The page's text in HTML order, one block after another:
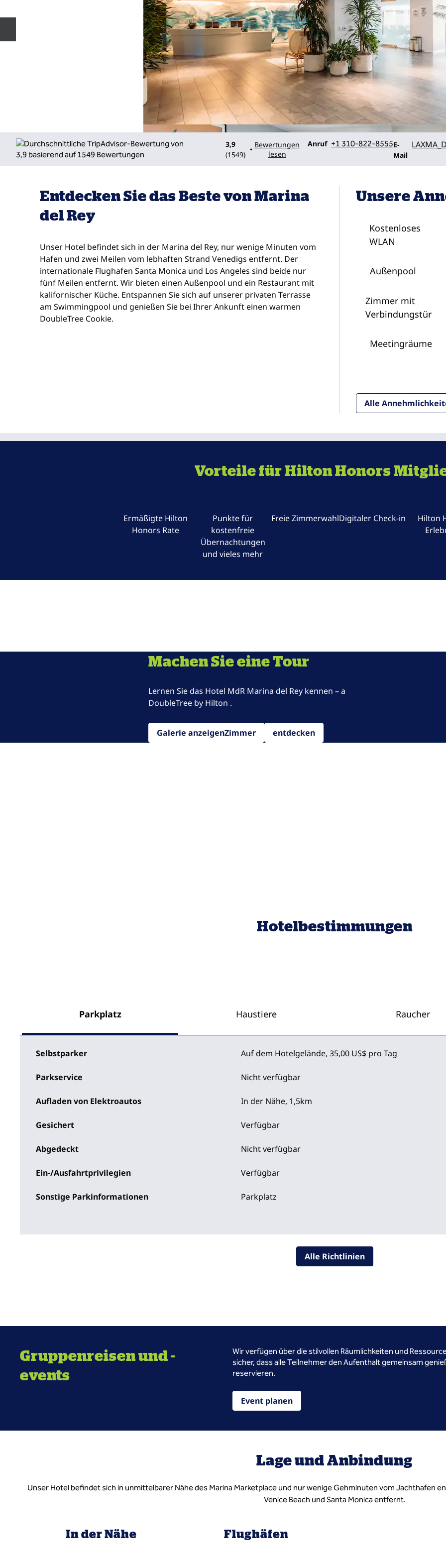
3,9
(1549)
• Bewertungen
lesen
Anruf
Telefon+1 310-822-8555E-
Mail
Email
Entdecken Sie das Beste von Marina
del Rey
Unser Hotel befindet sich in der Marina del Rey, nur wenige Minuten vom
Hafen und zwei Meilen vom lebhaften Strand Venedigs entfernt. Der
internationale Flughafen Santa Monica und Los Angeles sind beide nur
fünf Meilen entfernt. Wir bieten einen Außenpool und ein Restaurant mit
kalifornischer Küche. Entspannen Sie sich auf unserer privaten Terrasse
am Swimmingpool und genießen Sie bei Ihrer Ankunft einen warmen
DoubleTree Cookie.
Unsere
Kostenloses
WLAN
Außenpool
Zimmer mit
Verbindungstür
Meeting­räume
Alle
Vorteile für Hilton Honors
Ermäßigte Hilton
Honors Rate
Punkte für
kostenfreie
Übernachtungen
und vieles mehr
Freie ZimmerwahlDigitaler Check-in
Hilton
Machen Sie eine Tour
Lernen Sie das Hotel MdR Marina del Rey kennen – a
DoubleTree by Hilton .
Galerie anzeigenZimmer entdecken
Hotelbestimmungen
Parkplatz Haustiere Raucher
Selbstparker Auf dem Hotelgelände, 35,00 US$ pro Tag
Parkservice Nicht verfügbar
Aufladen von Elektroautos In der Nähe, 1,5km
Gesichert Verfügbar
Abgedeckt Nicht verfügbar
Ein-/Ausfahrtprivilegien Verfügbar
Sonstige Parkinformationen Parkplatz
Alle Richtlinien
Gruppenreisen und -
events
Wir verfügen über die stilvollen Räumlichkeiten und
sicher, dass alle Teilnehmer den Aufenthalt gemeinsam
reservieren.
Event planen
Lage und Anbindung
Unser Hotel befindet sich in unmittelbarer Nähe des Marina Marketplace und nur wenige Gehminuten vom Jachthafen
Venice Beach und Santa Monica entfernt.
In der Nähe Flughäfen